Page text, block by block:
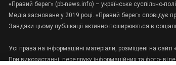
«Правий берег» (pb-news.info) – українське суспільно-
Медіа засноване у 2019 році. «Правий берег» сповідує
Завдяки цьому публікації активно поширюються в
Усі права на інформаційні матеріали, розміщені на
При використанні, передруку інформаційних та фото-